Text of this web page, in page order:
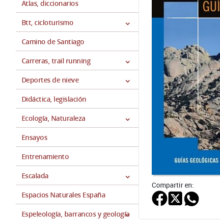
Atlas, diccionarios
Btt, cicloturismo
Camino de Santiago
Carreras, trail running
Deportes de nieve
Didáctica, legislación
Ecología, Naturaleza
Ensayos
Entrenamiento
Escalada
Espacios Naturales España
Espeleología, barrancos y geología
Compartir en: